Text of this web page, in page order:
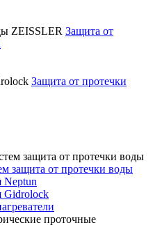
Защита от
Защита от протечки
защита от протечки воды
Gidrolock